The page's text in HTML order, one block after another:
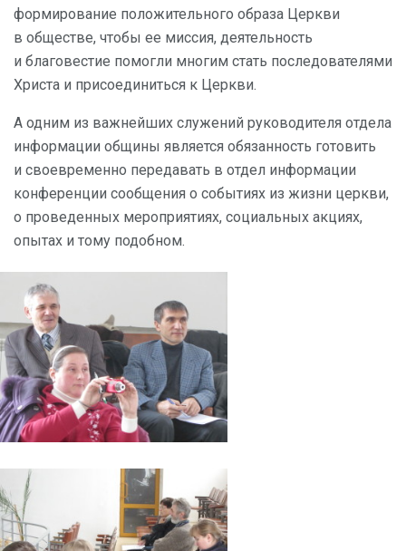
формирование положительного образа Церкви
в обществе, чтобы ее миссия, деятельность
и благовестие помогли многим стать последователями
Христа и присоединиться к Церкви.
А одним из важнейших служений руководителя отдела
информации общины является обязанность готовить
и своевременно передавать в отдел информации
конференции сообщения о событиях из жизни церкви,
о проведенных мероприятиях, социальных акциях,
опытах и тому подобном.